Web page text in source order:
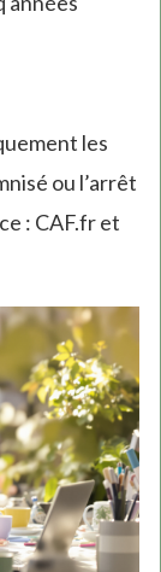
les
ou l’arrêt
: CAF.fr et